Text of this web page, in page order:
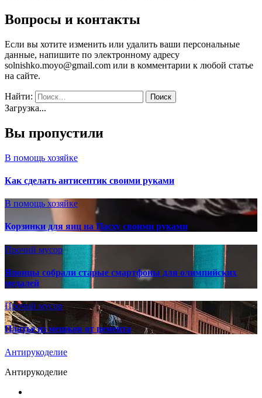
Вопросы и контакты
Если вы хотите изменить или удалить ваши персональные
данные, напишите по электронному адресу
solnishko.moyo@gmail.com или в комментарии к любой статье
на сайте.
Найти:
Загрузка...
Вы пропустили
В помощь хозяйке
Как сделать антисептик своими руками
В помощь хозяйке
Корзинки для яиц на Пасху своими руками
Прочий мусор
Японцы собрали старые смартфоны для олимпийских
медалей
Прочий мусор
Платье из мешков от цемента
Антирукоделие
Антирукоделие